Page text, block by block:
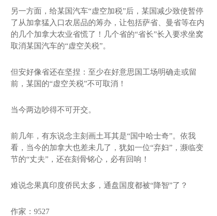
另一方面，给某国汽车“虚空加税”后，某国减少致使暂停
了从加拿猛入口农居品的筹办，让包括萨省、曼省等在内
的几个加拿大农业省慌了！几个省的“省长”长入要求坐窝
取消某国汽车的“虚空关税”。
但安好像省还在坚捏：至少在好意思国工场明确走或留
前，某国的“虚空关税”不可取消！
当今两边吵得不可开交。
前几年，有东说念主刻画土耳其是“国中哈士奇”。依我
看，当今的加拿大也差未几了，犹如一位“弃妇”，濒临变
节的“丈夫”，还在刻骨铭心，必有回响！
难说念果真印度侨民太多，通盘国度都被“降智”了？
作家：9527